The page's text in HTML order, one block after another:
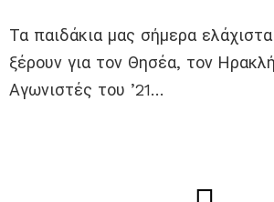
Τα παιδάκια μας σήμερα
ξέρουν για τον Θησέα, τον
Αγωνιστές του ’21…